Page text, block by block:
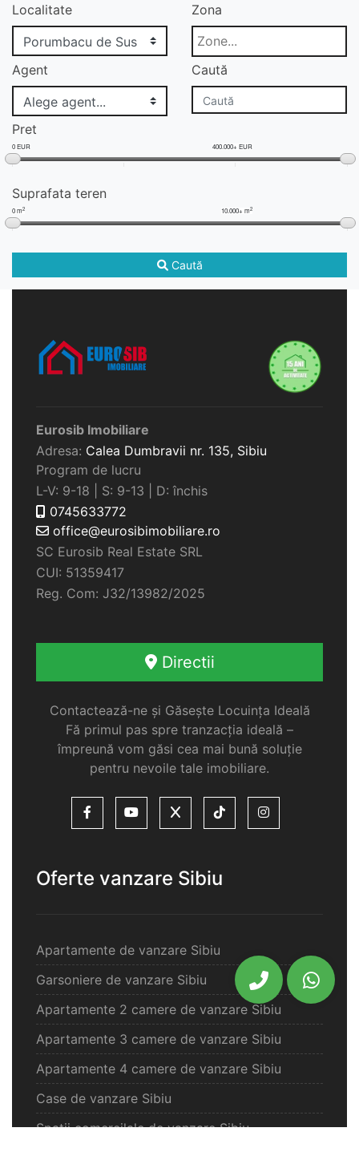
Localitate Zona
Agent Caută
Pret
0 EUR 400.000+ EUR
Suprafata teren
0 m2 10.000+ m2
Caută
Eurosib Imobiliare
Adresa: Calea Dumbravii nr. 135, Sibiu
Program de lucru
L-V: 9-18 | S: 9-13 | D: închis
0745633772
office@eurosibimobiliare.ro
SC Eurosib Real Estate SRL
CUI: 51359417
Reg. Com: J32/13982/2025
Directii
Contactează-ne și Găsește Locuința Ideală
Fă primul pas spre tranzacția ideală –
împreună vom găsi cea mai bună soluție
pentru nevoile tale imobiliare.
Oferte vanzare Sibiu
Apartamente de vanzare Sibiu
Garsoniere de vanzare Sibiu
Apartamente 2 camere de vanzare Sibiu
Apartamente 3 camere de vanzare Sibiu
Apartamente 4 camere de vanzare Sibiu
Case de vanzare Sibiu
Spatii comercilale de vanzare Sibiu